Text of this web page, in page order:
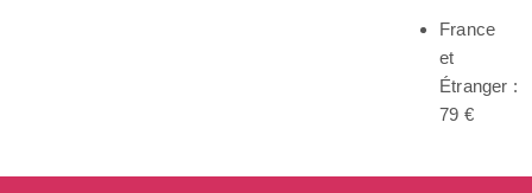
France
et
Étranger :
79 €